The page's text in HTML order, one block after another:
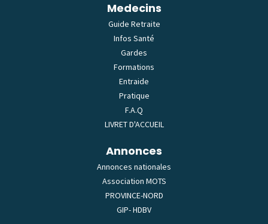
Medecins
Guide Retraite
Infos Santé
Gardes
Formations
Entraide
Pratique
F.A.Q
LIVRET D'ACCUEIL
Annonces
Annonces nationales
Association MOTS
PROVINCE-NORD
GIP- HDBV